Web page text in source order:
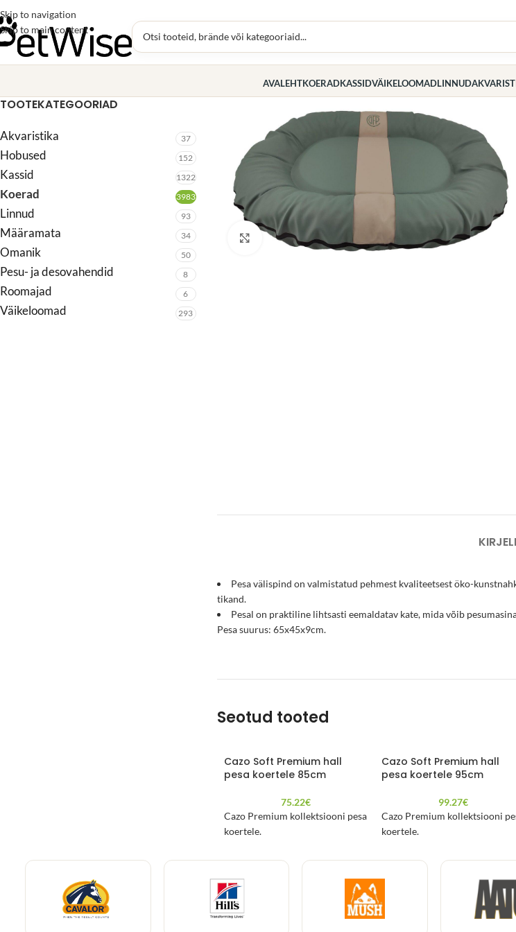
Skip to navigation
Skip to main content
AVALEHTKOERADKASSIDVÄIKELOOMADLINNUD
TOOTEKATEGOORIAD
Akvaristika 37
Hobused 152
Kassid 1322
Koerad 3983
Linnud 93
Määramata 34
Omanik 50
Pesu- ja desovahendid 8
Roomajad 6
Väikeloomad 293
Click to enlarge
Pesa välispind on valmistatud pehmest kvaliteetsest öko-
tikand.
Pesal on praktiline lihtsasti eemaldatav kate, mida võib
Pesa suurus: 65x45x9cm.
Seotud tooted
Cazo Soft Premium hall
pesa koertele 85cm
75.22€
Cazo Premium kollektsiooni pesa
koertele.
Cazo Soft Premium hall
pesa koertele 95cm
99.27€
Cazo Premium kollektsiooni
koertele.